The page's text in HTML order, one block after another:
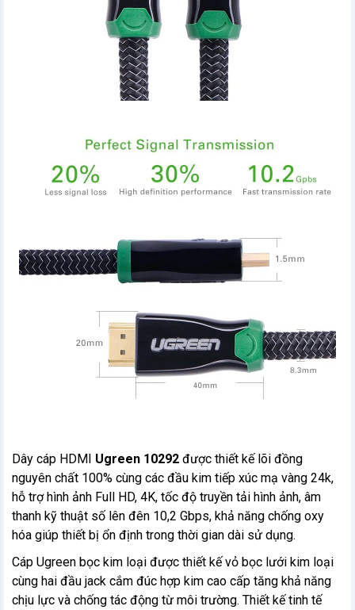
Dây cáp HDMI Ugreen 10292 được thiết kế lõi đồng
nguyên chất 100% cùng các đầu kim tiếp xúc mạ vàng 24k,
hỗ trợ hình ảnh Full HD, 4K, tốc độ truyền tải hình ảnh, âm
thanh kỹ thuật số lên đên 10,2 Gbps, khả năng chống oxy
hóa giúp thiết bị ổn định trong thời gian dài sử dụng.
Cáp Ugreen bọc kim loại được thiết kế vỏ bọc lưới kim loại
cùng hai đầu jack cắm đúc hợp kim cao cấp tăng khả năng
chịu lực và chống tác động từ môi trường. Thiết kế tinh tế